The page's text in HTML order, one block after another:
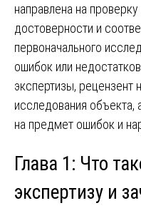
направлена на
достоверности и
первоначального
ошибок или
экспертизы, рецензент
исследования объекта,
на предмет ошибок и
Глава 1: Что
экспертизу и